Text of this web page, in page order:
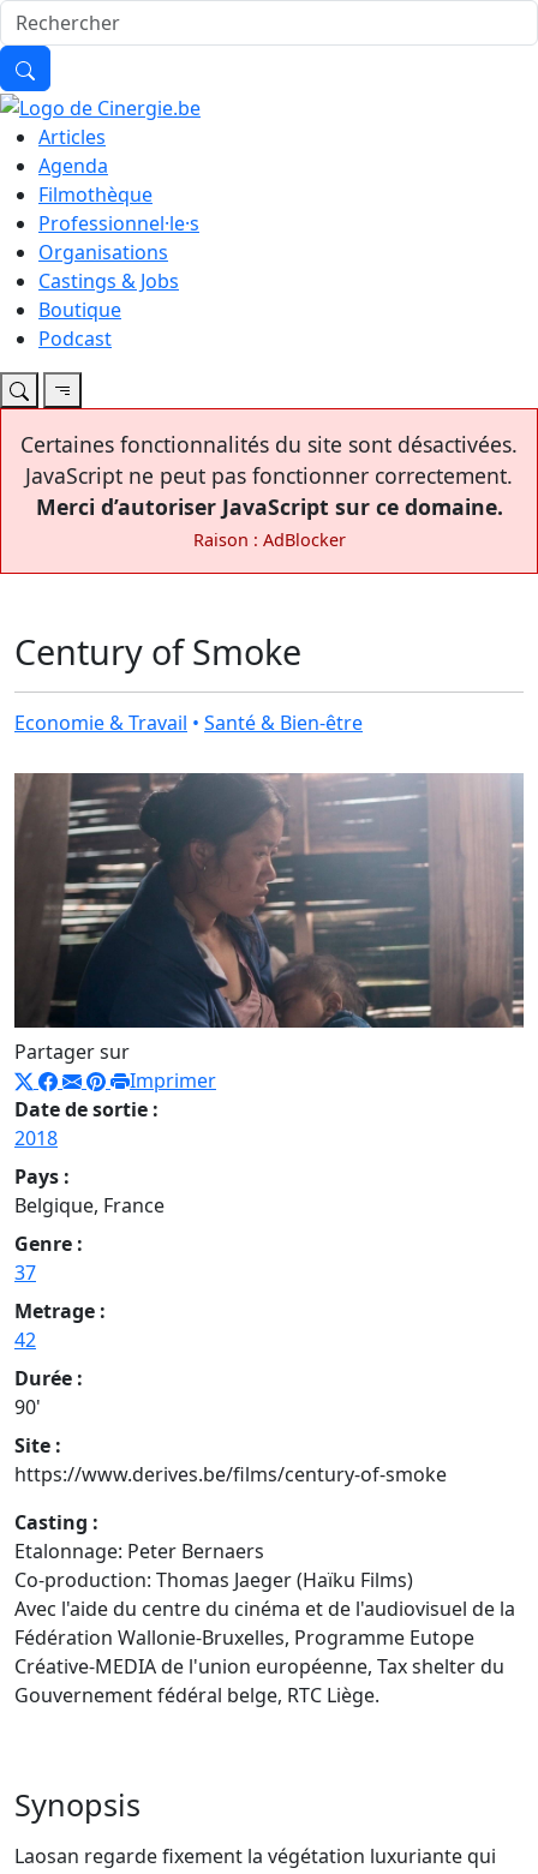
Articles
Agenda
Filmothèque
Professionnel·le·s
Organisations
Castings & Jobs
Boutique
Podcast
Certaines fonctionnalités du site sont désactivées.
JavaScript ne peut pas fonctionner correctement.
Merci d’autoriser JavaScript sur ce domaine.
Raison : AdBlocker
Century of Smoke
Economie & Travail • Santé & Bien-être
Partager sur
Imprimer
Date de sortie :
2018
Pays :
Belgique, France
Genre :
37
Metrage :
42
Durée :
90'
Site :
https://www.derives.be/films/century-of-smoke
Casting :
Etalonnage: Peter Bernaers
Co-production: Thomas Jaeger (Haïku Films)
Avec l'aide du centre du cinéma et de l'audiovisuel de la
Fédération Wallonie-Bruxelles, Programme Eutope
Créative-MEDIA de l'union européenne, Tax shelter du
Gouvernement fédéral belge, RTC Liège.
Synopsis
Laosan regarde fixement la végétation luxuriante qui